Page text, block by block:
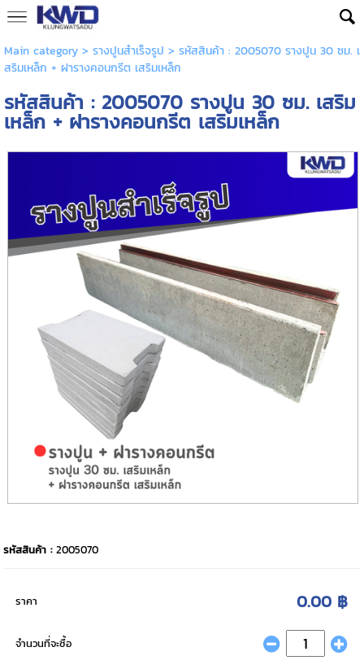
Main category> รางปูนสำเร็จรูป > รหัสสินค้า : 2005070 รางปูน 30 ซม. เ
สริมเหล็ก + ฝารางคอนกรีต เสริมเหล็ก
รหัสสินค้า : 2005070 รางปูน 30 ซม. เสริม
เหล็ก + ฝารางคอนกรีต เสริมเหล็ก
รหัสสินค้า :2005070
ราคา 0.00 ฿
จำนวนที่จะซื้อ